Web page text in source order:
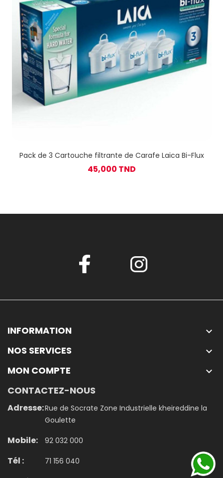
Pack de 3 Cartouche filtrante de Carafe Laica Bi-Flux
45,000 TND
INFORMATION 
NOS SERVICES 
MON COMPTE 
CONTACTEZ-NOUS
Adresse:Rue de Socrate Zone Industrielle kheireddine la
Goulette
Mobile: 92 032 000
Tél : 71 156 040